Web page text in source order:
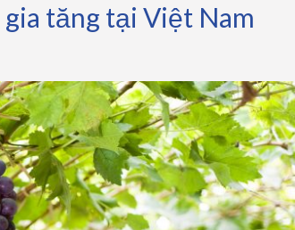
tăng tại Việt Nam